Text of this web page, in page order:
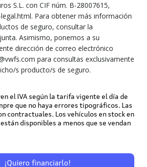
S.L. con CIF núm. B-28007615,
Para obtener más información
de seguro, consultar la
Asimismo, ponemos a su
dirección de correo electrónico
para consultas exclusivamente
s producto/s de seguro.
el IVA según la tarifa vigente el día de
que no haya errores tipográficos. Las
contractuales. Los vehículos en stock en
disponibles a menos que se vendan
¡Quiero financiarlo!